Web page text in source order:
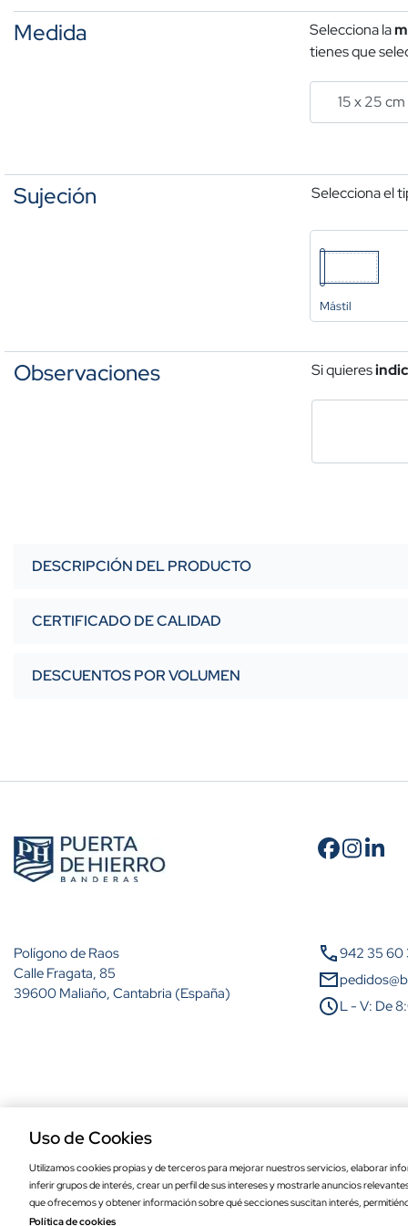
Medida Selecciona la
tienes que
Sujeción Selecciona el
Mástil
Observaciones Si quieres
Bandera de Adanero de alta calidad
DESCRIPCIÓN DEL PRODUCTO
CERTIFICADO DE CALIDAD
DESCUENTOS POR VOLUMEN
Cantidad
A partir de 5 unidades
A partir de 100 unidades
Polígono de Raos
Calle Fragata, 85
39600 Maliaño, Cantabria (España)
call942 35 60
mail
scheduleL - V: De
Uso de Cookies
Utilizamos cookies propias y de terceros para mejorar nuestros servicios, elaborar
inferir grupos de interés, crear un perfil de sus intereses y mostrarle anuncios
que ofrecemos y obtener información sobre qué secciones suscitan interés,
Política de cookies